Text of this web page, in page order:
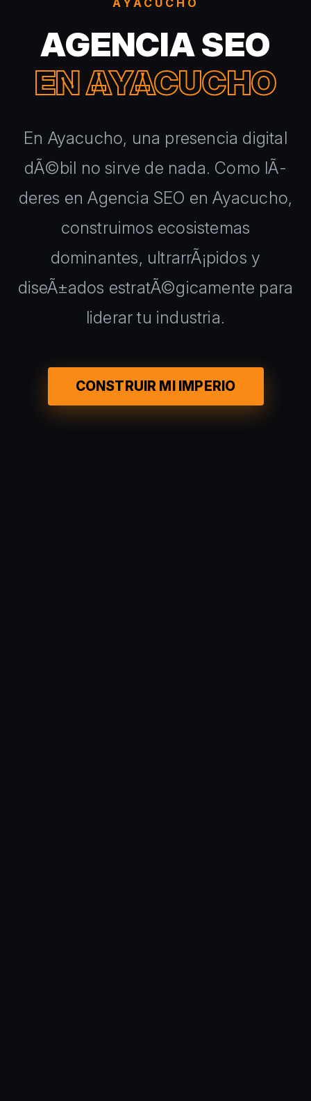
AGENCIA SEO
EN AYACUCHO
En Ayacucho, una presencia digital
dÃ©bil no sirve de nada. Como lÃ­
deres en Agencia SEO en Ayacucho,
construimos ecosistemas
dominantes, ultrarrÃ¡pidos y
diseÃ±ados estratÃ©gicamente para
liderar tu industria.
CONSTRUIR MI IMPERIO